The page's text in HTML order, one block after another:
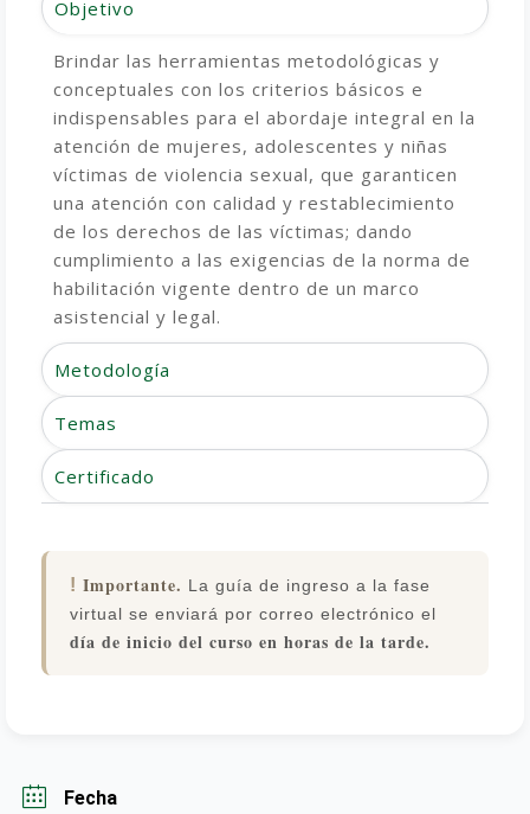
Objetivo
Brindar las herramientas metodológicas y
conceptuales con los criterios básicos e
indispensables para el abordaje integral en la
atención de mujeres, adolescentes y niñas
víctimas de violencia sexual, que garanticen
una atención con calidad y restablecimiento
de los derechos de las víctimas; dando
cumplimiento a las exigencias de la norma de
habilitación vigente dentro de un marco
asistencial y legal.
Metodología
Temas
Certificado
! Importante. La guía de ingreso a la fase
virtual se enviará por correo electrónico el
día de inicio del curso en horas de la tarde.
Fecha